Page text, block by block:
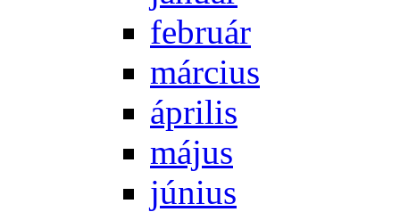
feb­ru­ár
már­ci­us
áp­ri­lis
má­jus
jú­ni­us